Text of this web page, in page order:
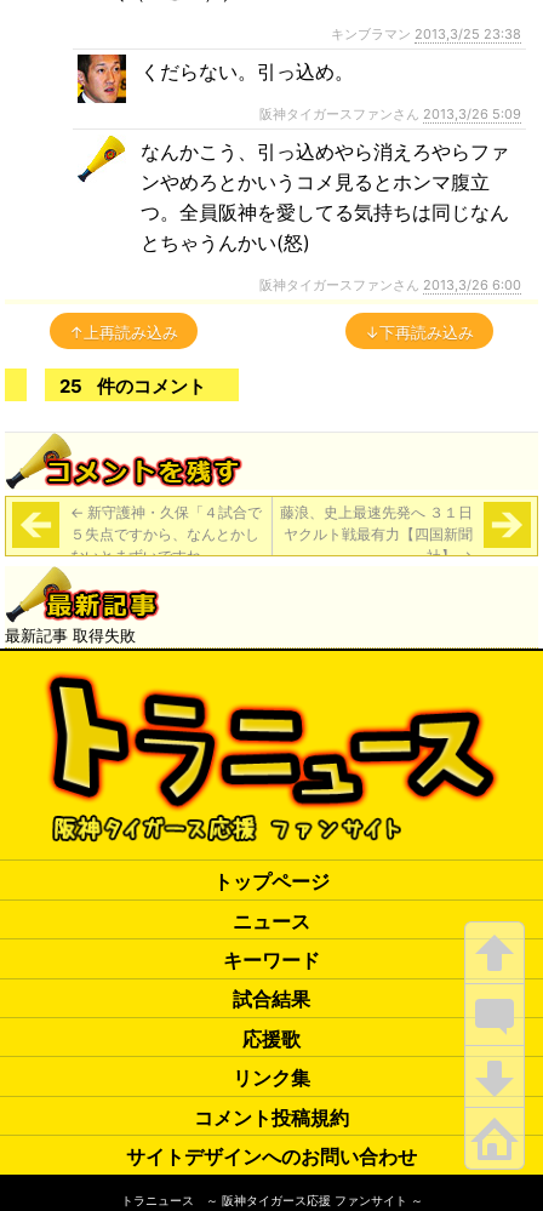
キンブラマン 2013,3/25 23:38
くだらない。引っ込め。
阪神タイガースファンさん 2013,3/26 5:09
なんかこう、引っ込めやら消えろやらファ
ンやめろとかいうコメ見るとホンマ腹立
つ。全員阪神を愛してる気持ちは同じなん
とちゃうんかい(怒)
阪神タイガースファンさん 2013,3/26 6:00
↑上再読み込み ↓下再読み込み
25 件のコメント
← 新守護神・久保「４試合で
５失点ですから、なんとかし
ないとまずいですね」
藤浪、史上最速先発へ ３１日
ヤクルト戦最有力【四国新聞
社】→
最新記事 取得失敗
トップページ
ニュース
キーワード
試合結果
応援歌
リンク集
コメント投稿規約
サイトデザインへのお問い合わせ
トラニュース ～ 阪神タイガース応援 ファンサイト ～